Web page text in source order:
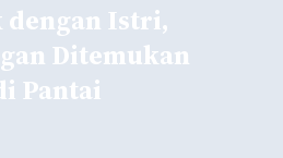
dengan Istri,
Ditemukan
Pantai